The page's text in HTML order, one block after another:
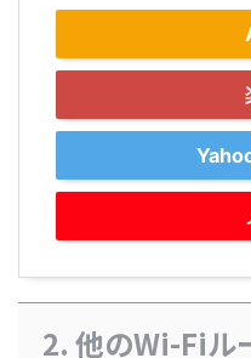
2. 他のWi-Fiル